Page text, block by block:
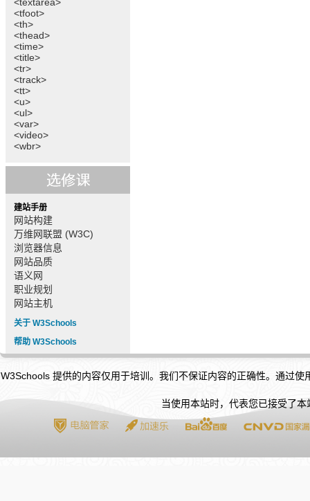
<tfoot>
<th>
<thead>
<time>
<title>
<tr>
<track>
<tt>
<u>
<ul>
<var>
<video>
<wbr>
建站手册
网站构建
万维网联盟 (W3C)
浏览器信息
网站品质
语义网
职业规划
网站主机
关于 W3Schools
帮助 W3Schools
W3Schools 提供的内容仅用于培训。我们不保证内容的正确性。通过
当使用本站时，代表您已接受了本